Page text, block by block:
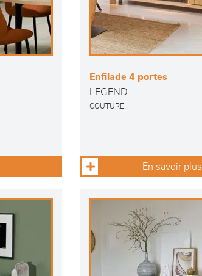
Enfilade 4 portes
LEGEND
COUTURE
En savoir plus